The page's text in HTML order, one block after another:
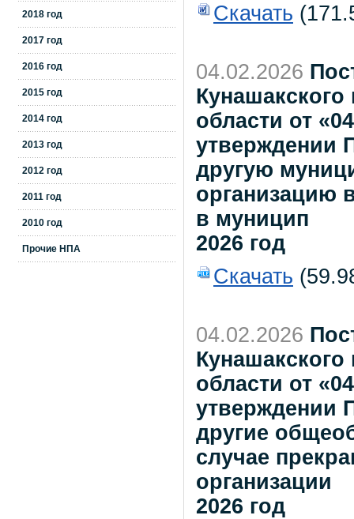
2018 год
2017 год
2016 год
2015 год
2014 год
2013 год
2012 год
2011 год
2010 год
Прочие НПА
Скачать
04.02.2026
области от
утверждении
другую
организацию
в муницип
2026 год
Скачать
04.02.2026
области от
утверждении
другие
случае
организации
2026 год